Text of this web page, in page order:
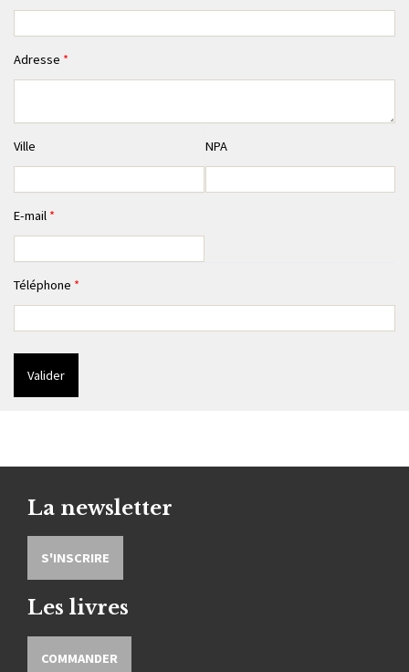
Adresse *
Ville NPA
E-mail *
Téléphone *
La newsletter
S'INSCRIRE
Les livres
COMMANDER